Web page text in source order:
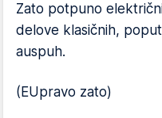
Zato potpuno
delove klasičnih,
auspuh.
(EUpravo zato)